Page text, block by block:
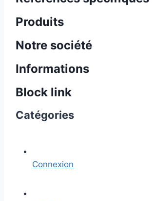
Produits
Notre société
Informations
Block link
Catégories
Connexion